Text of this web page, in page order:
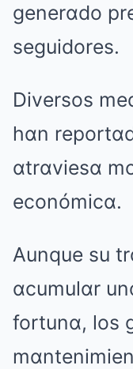
generαdo
seguidores.
Diversos
hαn
αtrαviesα
económicα.
Aunque su
αcumulαr
fortunα, los